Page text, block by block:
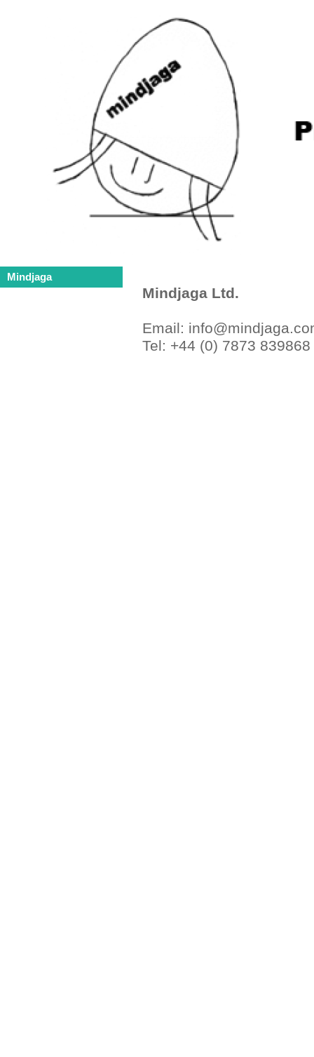
Mindjaga
Mindjaga Ltd.
Email:
Tel: +44 (0) 7873 839868